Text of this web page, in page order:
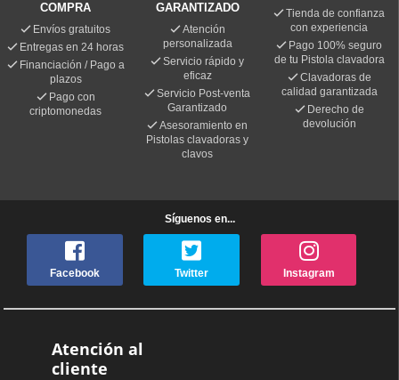
COMPRA
Envíos gratuitos
Entregas en 24 horas
Financiación / Pago a
plazos
Pago con
criptomonedas
GARANTIZADO
Atención
personalizada
Servicio rápido y
eficaz
Servicio Post-venta
Garantizado
Asesoramiento en
Pistolas clavadoras y
clavos
Tienda de confianza
con experiencia
Pago 100% seguro
de tu Pistola clavadora
Clavadoras de
calidad garantizada
Derecho de
devolución
Síguenos en...
Facebook Twitter Instagram
Atención al
cliente